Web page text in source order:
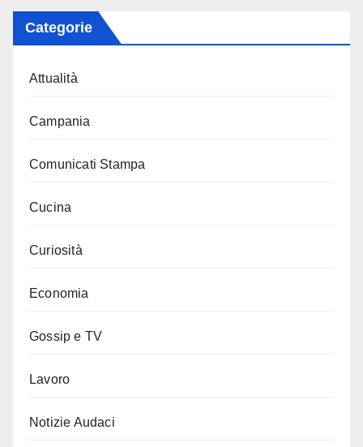
Categorie
Attualità
Campania
Comunicati Stampa
Cucina
Curiosità
Economia
Gossip e TV
Lavoro
Notizie Audaci